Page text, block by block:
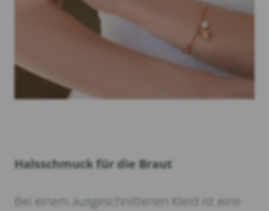
Halsschmuck für die Braut
Bei einem ausgeschnittenen Kleid ist eine